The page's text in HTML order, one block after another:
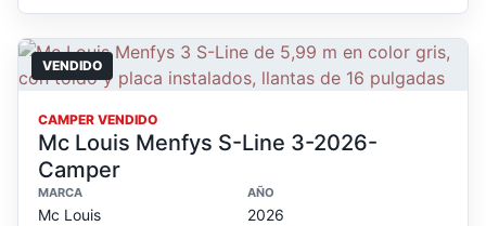
VENDIDO
CAMPER VENDIDO
Mc Louis Menfys S-Line 3-2026-
Camper
MARCA
Mc Louis
AÑO
2026